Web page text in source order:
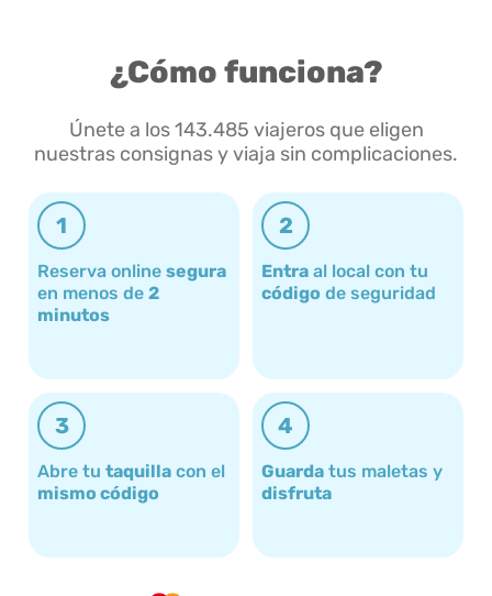
¿Cómo funciona?
Únete a los 143.485 viajeros que eligen
nuestras consignas y viaja sin complicaciones.
1
Reserva online segura
en menos de 2
minutos
2
Entra al local con tu
código de seguridad
3
Abre tu taquilla con el
mismo código
4
Guarda tus maletas y
disfruta